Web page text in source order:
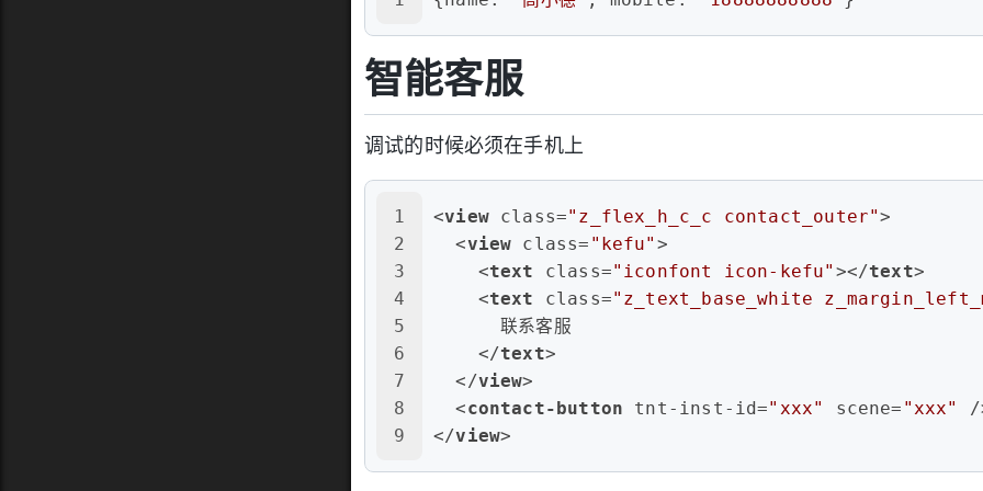
智能客服
调试的时候必须在手机上
1
2
3
4
5
6
7
8
9
<view class="z_flex_h_c_c contact_outer">
<view class= "kefu" >
<text class="iconfont icon-kefu" ></text>
<text class="z_text_base_white
      联系客服
</text>
</view>
<contact-button tnt-inst-id="xxx" scene= "xxx"
/
</view>